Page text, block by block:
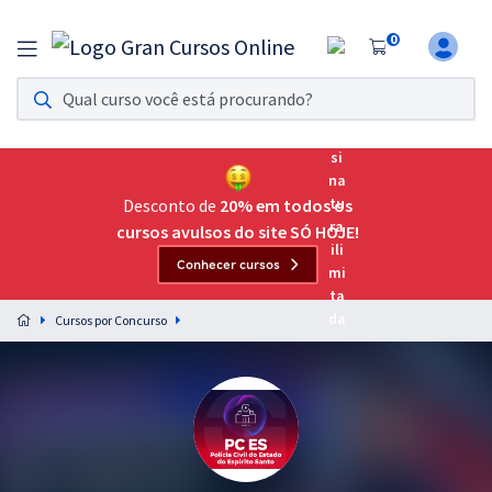
0
Assinatura Ilimitada 11
Acesso a todos os cursos. Teste grátis por 7 dias!
Assinatura OAB Até Passar
Acesso ilimitado a toda preparação para o Exame da
Preparação completa e intensiva para as principais
residências em saúde do Brasil
Desconto de 20% em todos os
cursos avulsos do site SÓ HOJE!
Conhecer cursos
Cursos por Concurso